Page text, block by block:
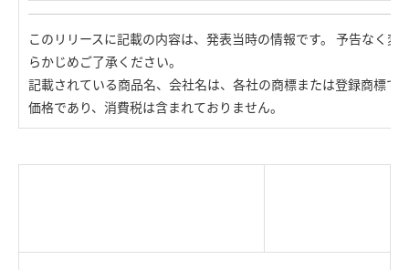
このリリースに記載の内容は、発表当時の情報です。 予告なく変
らかじめご了承ください。
記載されている商品名、会社名は、各社の商標または登録商標で
価格であり、消費税は含まれておりません。